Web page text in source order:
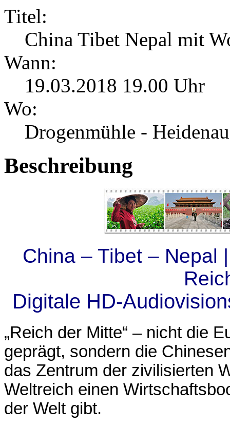
Titel:
China Tibet Nepal mit
Wann:
19.03.2018 19.00 Uhr
Wo:
Drogenmühle - Heidenau
Beschreibung
China – Tibet – Nepal
Digitale HD-
„Reich der Mitte“ – nicht die
geprägt, sondern die
das Zentrum der zivilisierten
Weltreich einen
der Welt gibt.